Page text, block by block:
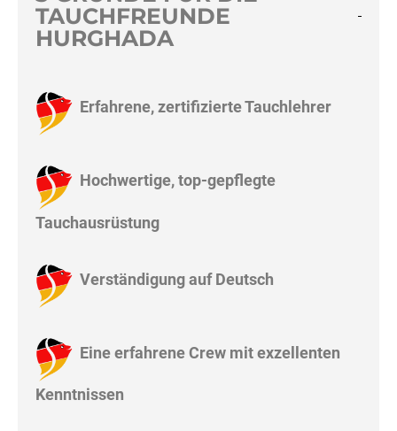
TAUCHFREUNDE
HURGHADA
Erfahrene, zertifizierte Tauchlehrer
Hochwertige, top-gepflegte
Tauchausrüstung
Verständigung auf Deutsch
Eine erfahrene Crew mit exzellenten
Kenntnissen